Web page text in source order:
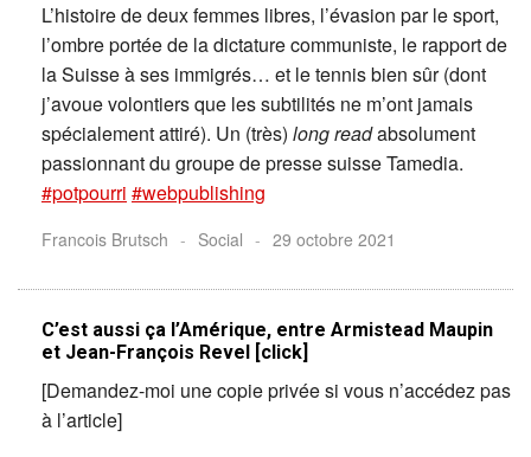
L’histoire de deux femmes libres, l’évasion par le sport,
l’ombre portée de la dictature communiste, le rapport de
la Suisse à ses immigrés… et le tennis bien sûr (dont
j’avoue volontiers que les subtilités ne m’ont jamais
spécialement attiré). Un (très) long readabsolument
passionnant du groupe de presse suisse Tamedia.
#potpourri #webpublishing
Francois Brutsch - Social - 29 octobre 2021
C’est aussi ça l’Amérique, entre Armistead Maupin
et Jean-François Revel [click]
[Demandez-moi une copie privée si vous n’accédez pas
à l’article]